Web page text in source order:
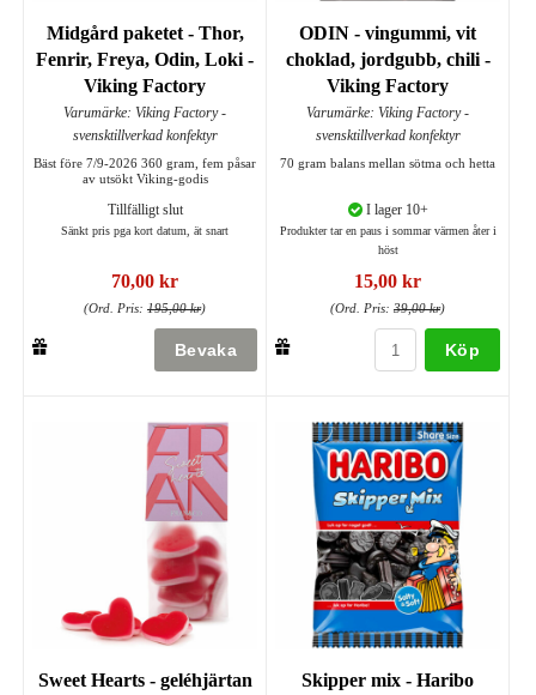
Midgård paketet - Thor,
Fenrir, Freya, Odin, Loki -
Viking Factory
Varumärke: Viking Factory -
svensktillverkad konfektyr
Bäst före 7/9-2026 360 gram, fem påsar
av utsökt Viking-godis
Tillfälligt slut
Sänkt pris pga kort datum, ät snart
70,00 kr
(Ord. Pris: 195,00 kr)
ODIN - vingummi, vit
choklad, jordgubb, chili -
Viking Factory
Varumärke: Viking Factory -
svensktillverkad konfektyr
70 gram balans mellan sötma och hetta
I lager 10+
Produkter tar en paus i sommar värmen åter i
höst
15,00 kr
(Ord. Pris: 39,00 kr)
Köp
Sweet Hearts - geléhjärtan Skipper mix - Haribo